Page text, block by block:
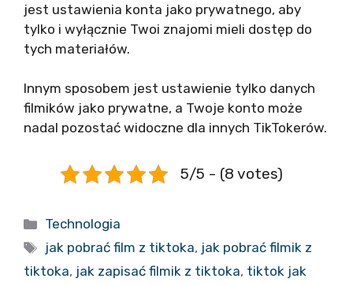
jest ustawienia konta jako prywatnego, aby
tylko i wyłącznie Twoi znajomi mieli dostęp do
tych materiałów.
Innym sposobem jest ustawienie tylko danych
filmików jako prywatne, a Twoje konto może
nadal pozostać widoczne dla innych TikTokerów.
5/5 - (8 votes)
Kategorie
Technologia
Tagi
jak pobrać film z tiktoka, jak pobrać filmik z
tiktoka, jak zapisać filmik z tiktoka, tiktok jak